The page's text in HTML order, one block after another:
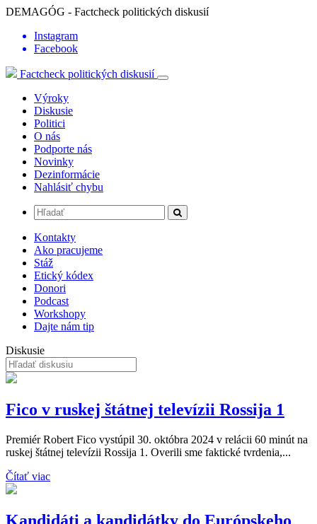
DEMAGÓG - Factcheck politických diskusií
Instagram
Facebook
Factcheck politických diskusií
Výroky
Diskusie
Politici
O nás
Podporte nás
Novinky
Dezinformácie
Nahlásiť chybu
Kontakty
Ako pracujeme
Stáž
Etický kódex
Donori
Podcast
Workshopy
Dajte nám tip
Diskusie
Fico v ruskej štátnej televízii Rossija 1
Premiér Robert Fico vystúpil 30. októbra 2024 v relácii 60 minút na
ruskej štátnej televízii Rossija 1. Overili sme faktické tvrdenia,...
Čítať viac
Kandidáti a kandidátky do Európskeho